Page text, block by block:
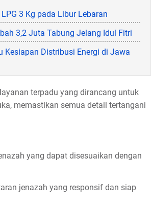
3 Kg pada Libur Lebaran
3,2 Juta Tabung Jelang Idul Fitri
Kesiapan Distribusi Energi di Jawa
terpadu yang dirancang untuk
memastikan semua detail tertangani
yang dapat disesuaikan dengan
jenazah yang responsif dan siap